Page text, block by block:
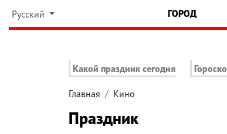
Русский ГОРОД
Какой праздник сегодня
Главная Кино
Праздник